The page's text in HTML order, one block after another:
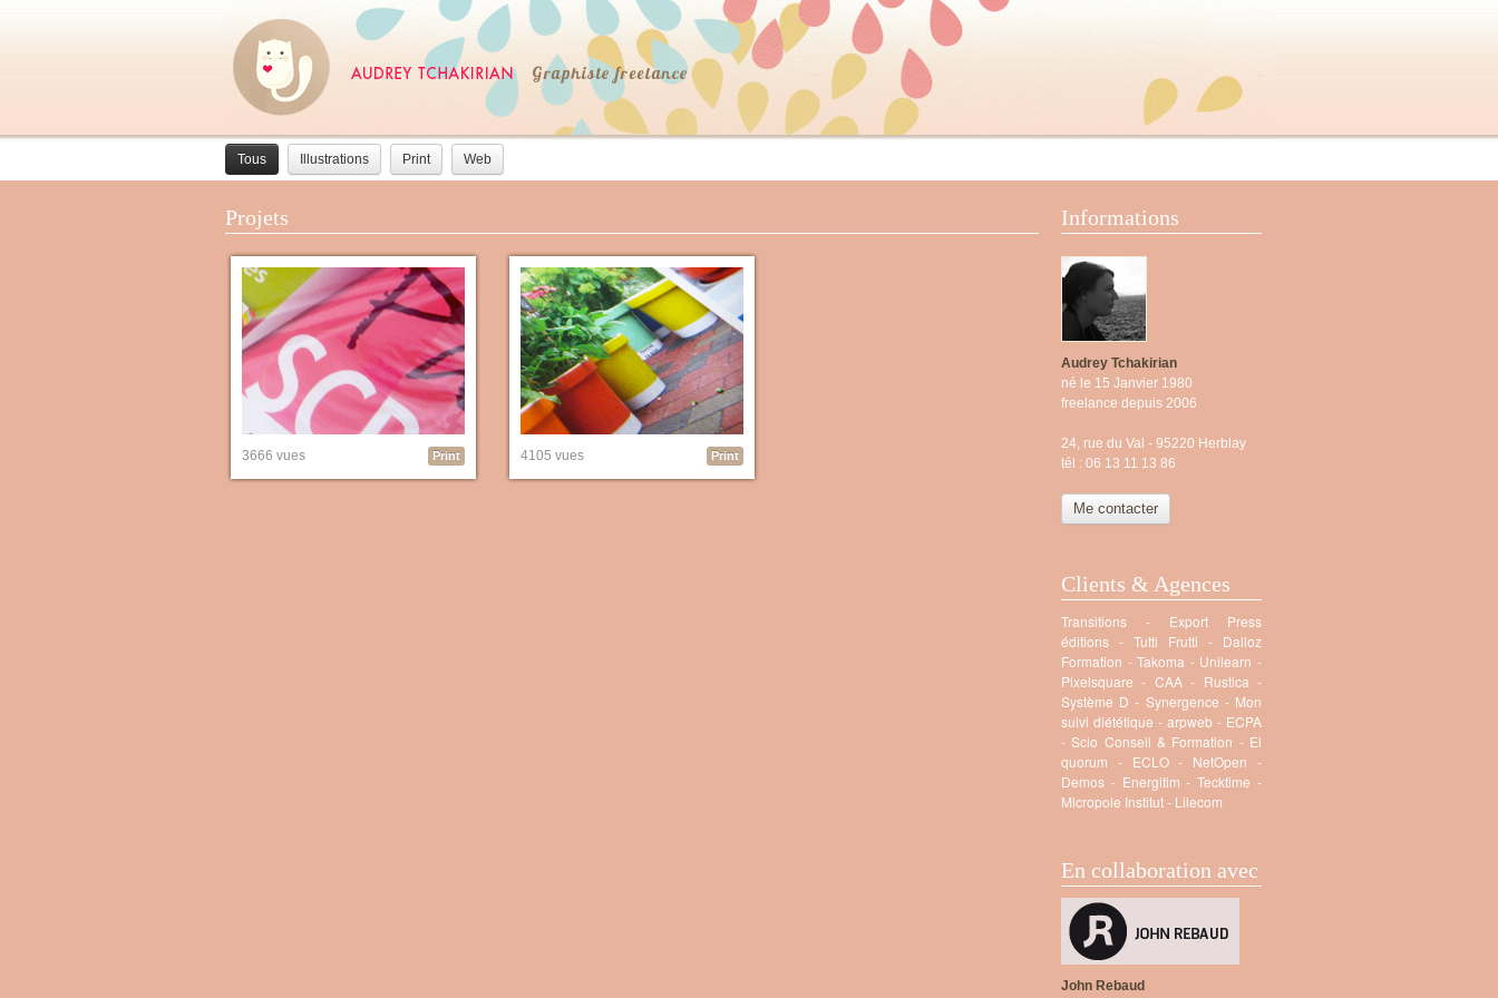
Tous Illustrations Print Web
Projets
3666 vues Print 4105 vues Print
Informations
Audrey Tchakirian
né le 15 Janvier 1980
freelance depuis 2006
24, rue du Val - 95220 Herblay
tél : 06 13 11 13 86
Me contacter
Clients & Agences
Transitions - Export Press
éditions - Tutti Frutti - Dalloz
Formation -Takoma - Unilearn -
Pixelsquare - CAA- Rustica -
Système D - Synergence - Mon
suivi diététique - arpweb - ECPA
-Scio Conseil & Formation - El
quorum - ECLO- NetOpen -
Demos - Energitim -Tecktime -
Micropole Institut- Lilecom
En collaboration avec
John Rebaud